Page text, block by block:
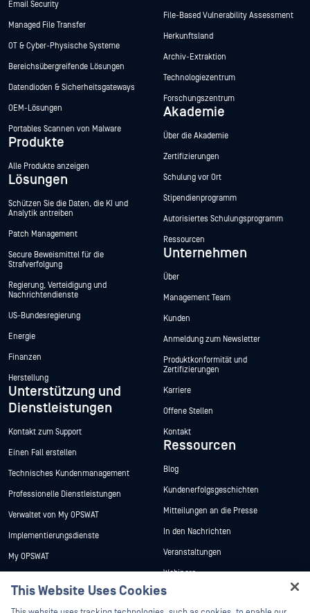
Email Security
Managed File Transfer
OT & Cyber-Physische Systeme
Bereichsübergreifende Lösungen
Datendioden & Sicherheitsgateways
OEM-Lösungen
Portables Scannen von Malware
Produkte
Alle Produkte anzeigen
Lösungen
Schützen Sie die Daten, die KI und
Analytik antreiben
Patch Management
Secure Beweismittel für die
Strafverfolgung
Regierung, Verteidigung und
Nachrichtendienste
US-Bundesregierung
Energie
Finanzen
Herstellung
Unterstützung und
Dienstleistungen
Kontakt zum Support
Einen Fall erstellen
Technisches Kundenmanagement
Professionelle Dienstleistungen
Verwaltet von My OPSWAT
Implementierungsdienste
My OPSWAT
File-Based Vulnerability Assessment
Herkunftsland
Archiv-Extraktion
Technologiezentrum
Forschungszentrum
Akademie
Über die Akademie
Zertifizierungen
Schulung vor Ort
Stipendienprogramm
Autorisiertes Schulungsprogramm
Ressourcen
Unternehmen
Über
Management Team
Kunden
Anmeldung zum Newsletter
Produktkonformität und
Zertifizierungen
Karriere
Offene Stellen
Kontakt
Ressourcen
Blog
Kundenerfolgsgeschichten
Mitteilungen an die Presse
In den Nachrichten
Veranstaltungen
Webinare
Datenblätter
This Website Uses Cookies
Hey there!